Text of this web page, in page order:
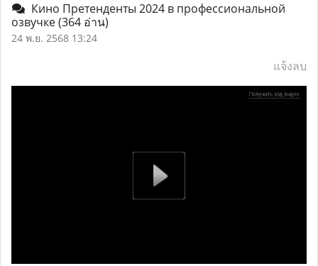
Кино Претенденты 2024 в профессиональной
озвучке(364 อ่าน)
24 พ.ย. 2568 13:24
แจ้งลบ